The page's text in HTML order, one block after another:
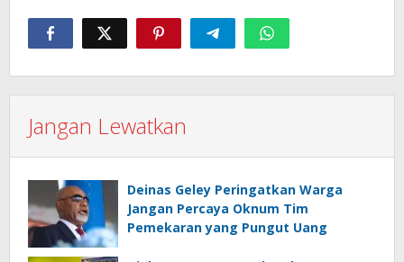
Jangan Lewatkan
Deinas Geley Peringatkan Warga
Jangan Percaya Oknum Tim
Pemekaran yang Pungut Uang